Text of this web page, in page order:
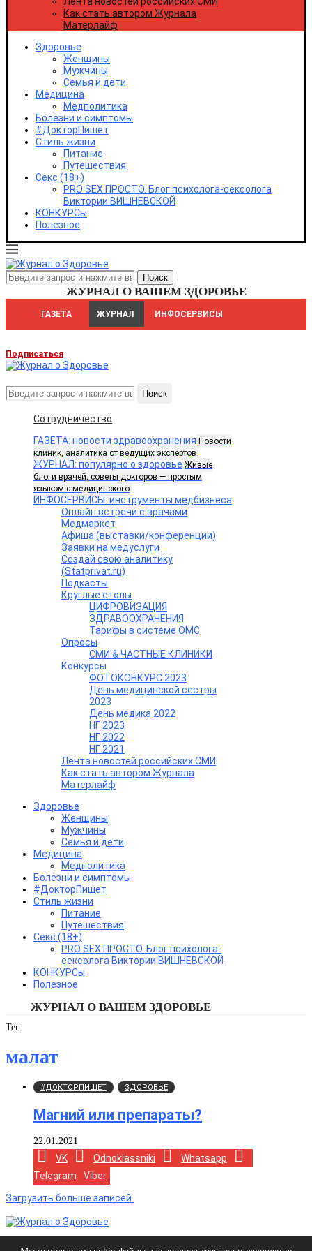
Как стать автором Журнала
Матерлайф
Здоровье
Женщины
Мужчины
Семья и дети
Медицина
Медполитика
Болезни и симптомы
#ДокторПишет
Стиль жизни
Питание
Путешествия
Секс (18+)
PRO SEX ПРОСТО. Блог психолога-сексолога
Виктории ВИШНЕВСКОЙ
КОНКУРСы
Полезное
ЖУРНАЛ О ВАШЕМ ЗДОРОВЬЕ
ГАЗЕТА ЖУРНАЛ ИНФОСЕРВИСЫ
Подписаться
Поиск
Сотрудничество
ГАЗЕТА: новости здравоохранения Новости
клиник, аналитика от ведущих экспертов
ЖУРНАЛ: популярно о здоровье Живые
блоги врачей, советы докторов — простым
языком с медицинского
ИНФОСЕРВИСЫ: инструменты медбизнеса
Онлайн встречи с врачами
Медмаркет
Афиша (выставки/конференции)
Заявки на медуслуги
Создай свою аналитику
(Statprivat.ru)
Подкасты
Круглые столы
ЦИФРОВИЗАЦИЯ
ЗДРАВООХРАНЕНИЯ
Тарифы в системе ОМС
Опросы
СМИ & ЧАСТНЫЕ КЛИНИКИ
Конкурсы
ФОТОКОНКУРС 2023
День медицинской сестры
2023
День медика 2022
НГ 2023
НГ 2022
НГ 2021
Лента новостей российских СМИ
Как стать автором Журнала
Матерлайф
Здоровье
Женщины
Мужчины
Семья и дети
Медицина
Медполитика
Болезни и симптомы
#ДокторПишет
Стиль жизни
Питание
Путешествия
Секс (18+)
PRO SEX ПРОСТО. Блог психолога-
сексолога Виктории ВИШНЕВСКОЙ
КОНКУРСы
Полезное
ЖУРНАЛ О ВАШЕМ ЗДОРОВЬЕ
Удмуртская Республика
Ульяновская область
Хабаровский край
Республика Хакасия
Ханты-Мансийский автономный округ - Югра
Челябинская область
Чеченская республика
Чувашская республика
Чукотский автономный округ
Ямало-Ненецкий автономный округ
Ярославская область
Республика Крым
Севастополь
Тег:
малат
#ДОКТОРПИШЕТ ЗДОРОВЬЕ
Магний или препараты?
22.01.2021
VK Odnoklassniki
Whatsapp
Telegram
Viber
Загрузить больше записей